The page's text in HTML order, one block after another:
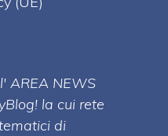
AREA NEWS
la cui rete
di